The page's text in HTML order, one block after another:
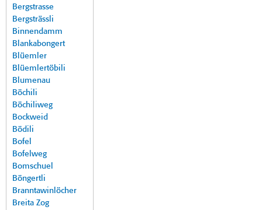
Bergstrasse
Bergsträssli
Binnendamm
Blankabongert
Blüemler
Blüemlertöbili
Blumenau
Böchili
Böchiliweg
Bockweid
Bödili
Bofel
Bofelweg
Bomschuel
Böngertli
Branntawinlöcher
Breita Zog